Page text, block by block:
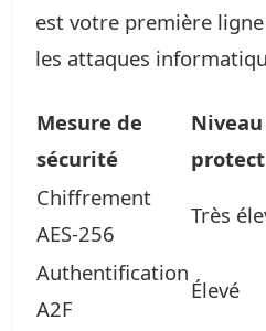
est votre première
les attaques
Mesure de
sécurité
Chiffrement
AES-256
Très
Authentification
A2F
Élevé